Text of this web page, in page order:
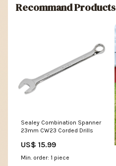
Recommand Products
Sealey Combination Spanner
23mm CW23 Corded Drills
US$ 15.99
Min. order: 1 piece